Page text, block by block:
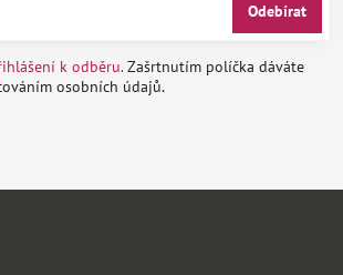
Odebírat
k odběru.Zašrtnutím políčka dáváte
zpracováním osobních údajů.